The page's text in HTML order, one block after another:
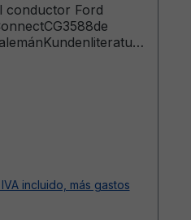
conductor Ford
incluido, más gastos